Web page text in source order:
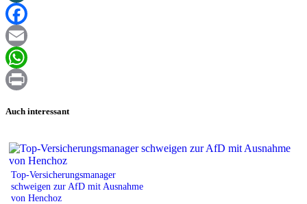
XING
Facebook
Email
WhatsApp
Auch interessant
Top-Versicherungsmanager
schweigen zur AfD mit Ausnahme
von Henchoz